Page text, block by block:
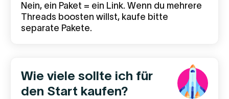
Nein, ein Paket = ein Link. Wenn du mehrere
Threads boosten willst, kaufe bitte
separate Pakete.
Wie viele sollte ich für
den Start kaufen?